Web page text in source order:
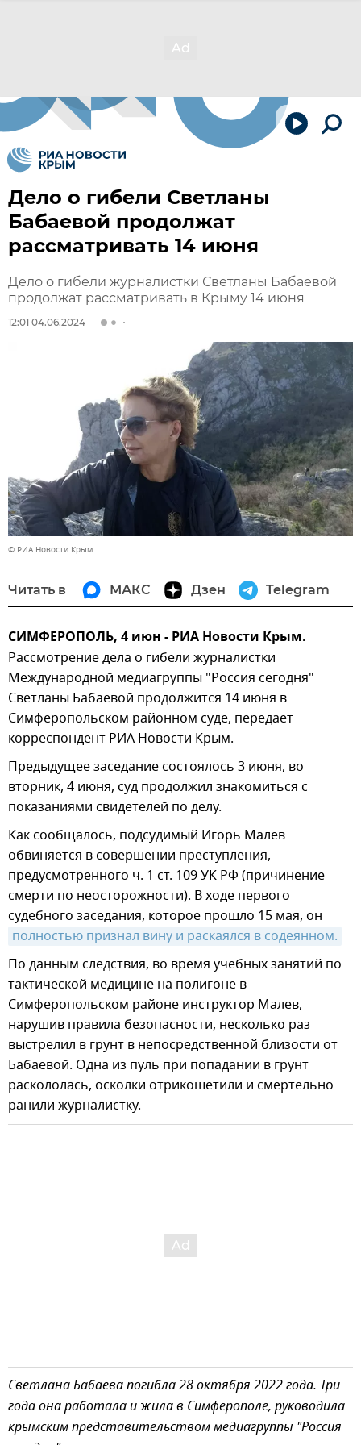
Дело о гибели Светланы
Бабаевой продолжат
рассматривать 14 июня
Дело о гибели журналистки Светланы Бабаевой
продолжат рассматривать в Крыму 14 июня
12:01 04.06.2024
© РИА Новости Крым
Читать в МАКС Дзен Telegram
СИМФЕРОПОЛЬ, 4 июн - РИА Новости Крым.
Рассмотрение дела о гибели журналистки
Международной медиагруппы "Россия сегодня"
Светланы Бабаевой продолжится 14 июня в
Симферопольском районном суде, передает
корреспондент РИА Новости Крым.
Предыдущее заседание состоялось 3 июня, во
вторник, 4 июня, суд продолжил знакомиться с
показаниями свидетелей по делу.
Как сообщалось, подсудимый Игорь Малев
обвиняется в совершении преступления,
предусмотренного ч. 1 ст. 109 УК РФ (причинение
смерти по неосторожности). В ходе первого
судебного заседания, которое прошло 15 мая, он
полностью признал вину и раскаялся в содеянном.
По данным следствия, во время учебных занятий по
тактической медицине на полигоне в
Симферопольском районе инструктор Малев,
нарушив правила безопасности, несколько раз
выстрелил в грунт в непосредственной близости от
Бабаевой. Одна из пуль при попадании в грунт
раскололась, осколки отрикошетили и смертельно
ранили журналистку.
Светлана Бабаева погибла 28 октября 2022 года. Три
года она работала и жила в Симферополе, руководила
крымским представительством медиагруппы "Россия